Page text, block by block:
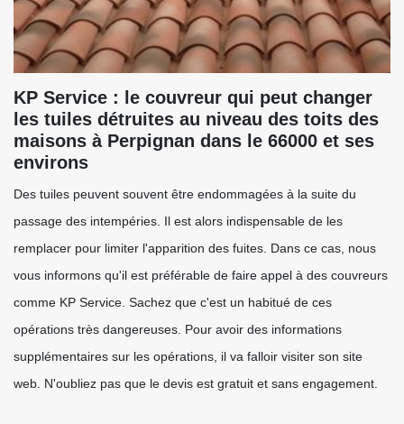
KP Service : le couvreur qui peut changer
les tuiles détruites au niveau des toits des
maisons à Perpignan dans le 66000 et ses
environs
Des tuiles peuvent souvent être endommagées à la suite du
passage des intempéries. Il est alors indispensable de les
remplacer pour limiter l'apparition des fuites. Dans ce cas, nous
vous informons qu'il est préférable de faire appel à des couvreurs
comme KP Service. Sachez que c'est un habitué de ces
opérations très dangereuses. Pour avoir des informations
supplémentaires sur les opérations, il va falloir visiter son site
web. N'oubliez pas que le devis est gratuit et sans engagement.